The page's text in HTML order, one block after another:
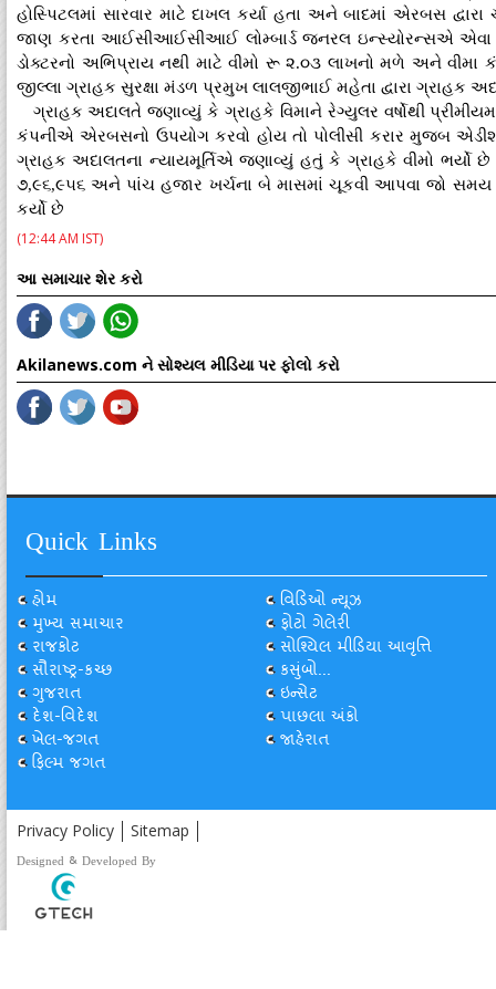
હોસ્પિટલમાં સારવાર માટે દાખલ કર્યા હતા અને બાદમાં એરબસ
જાણ કરતા આઈસીઆઈસીઆઈ લોમ્બાર્ડ જનરલ ઇન્સ્યોરન્સએ એવા
ડોક્ટરનો અભિપ્રાય નથી માટે વીમો રૂ ૨.૦૩ લાખનો મળે અને વીમા
જીલ્લા ગ્રાહક સુરક્ષા મંડળ પ્રમુખ લાલજીભાઈ મહેતા દ્વારા ગ્રાહક
ગ્રાહક અદાલતે જણાવ્યું કે ગ્રાહકે વિમાને રેગ્યુલર વર્ષોથી
કંપનીએ એરબસનો ઉપયોગ કરવો હોય તો પોલીસી કરાર મુજબ
ગ્રાહક અદાલતના ન્યાયમૂર્તિએ જણાવ્યું હતું કે ગ્રાહકે વીમો ભર્યો
૭,૯૬,૯૫૬ અને પાંચ હજાર ખર્ચના બે માસમાં ચૂકવી આપવા જો સમય
કર્યો છે
(12:44 AM IST)
આ સમાચાર શેર કરો
Akilanews.com ને સોશ્યલ મીડિયા પર ફોલો કરો
Quick Links
હોમ
મુખ્ય સમાચાર
રાજકોટ
સૌરાષ્ટ્ર-કચ્છ
ગુજરાત
દેશ-વિદેશ
ખેલ-જગત
ફિલ્મ જગત
વિડિઓ ન્યૂઝ
ફોટો ગેલેરી
સોશ્યિલ મીડિયા આવૃત્તિ
કસુંબો...
ઇન્સેટ
પાછલા અંકો
જાહેરાત
Privacy Policy Sitemap
Designed & Developed By